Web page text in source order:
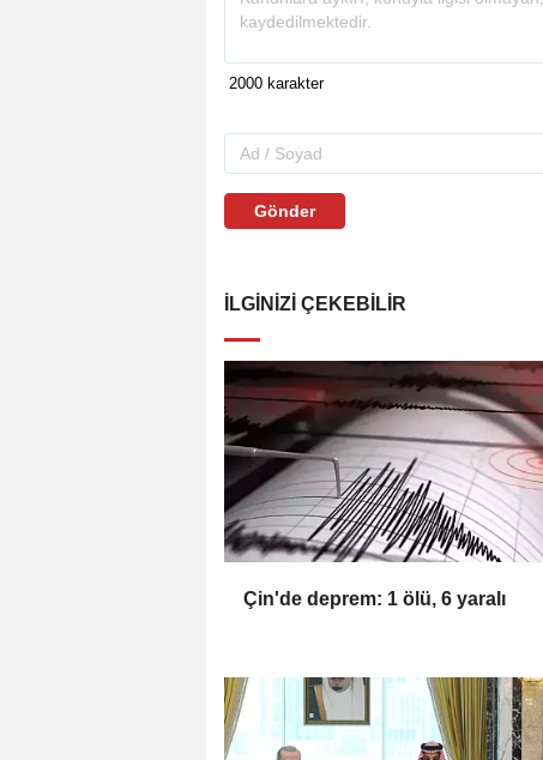
Gönder
İLGINIZI ÇEKEBILIR
Çin'de deprem: 1 ölü, 6 yaralı